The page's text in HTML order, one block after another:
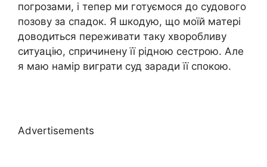
погрозами, і тепер ми готуємося до судового
позову за спадок. Я шкодую, що моїй матері
доводиться переживати таку хворобливу
ситуацію, спричинену її рідною сестрою. Але
я маю намір виграти суд заради її спокою.
Advertisements